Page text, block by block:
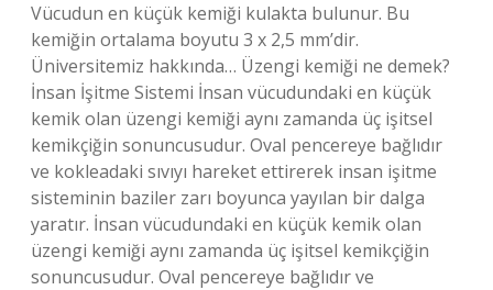
Vücudun en küçük kemiği kulakta bulunur. Bu
kemiğin ortalama boyutu 3 x 2,5 mm’dir.
Üniversitemiz hakkında… Üzengi kemiği ne demek?
İnsan İşitme Sistemi İnsan vücudundaki en küçük
kemik olan üzengi kemiği aynı zamanda üç işitsel
kemikçiğin sonuncusudur. Oval pencereye bağlıdır
ve kokleadaki sıvıyı hareket ettirerek insan işitme
sisteminin baziler zarı boyunca yayılan bir dalga
yaratır. İnsan vücudundaki en küçük kemik olan
üzengi kemiği aynı zamanda üç işitsel kemikçiğin
sonuncusudur. Oval pencereye bağlıdır ve